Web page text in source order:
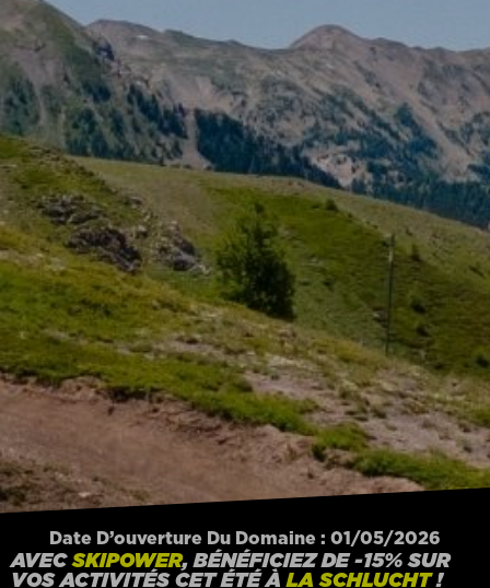
Date D’ouverture Du Domaine : 01/05/2026
AVECSKIPOWER, BÉNÉFICIEZ DE -15% SUR
VOS ACTIVITÉS CET ÉTÉ ÀLA SCHLUCHT!